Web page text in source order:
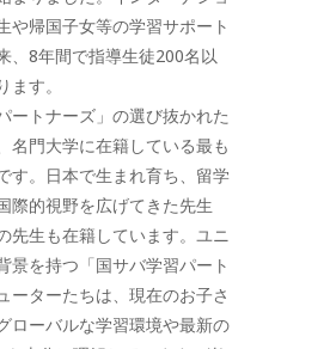
や帰国子女等の学習サポート
、8年間で指導生徒200名以
す。
ートナーズ」の選び抜かれた
名門大学に在籍している最も
す。日本で生まれ育ち、留学
際的視野を広げてきた先生
先生も在籍しています。ユニ
景を持つ「国サバ学習パート
ーターたちは、現在のお子さ
ローバルな学習環境や最新の